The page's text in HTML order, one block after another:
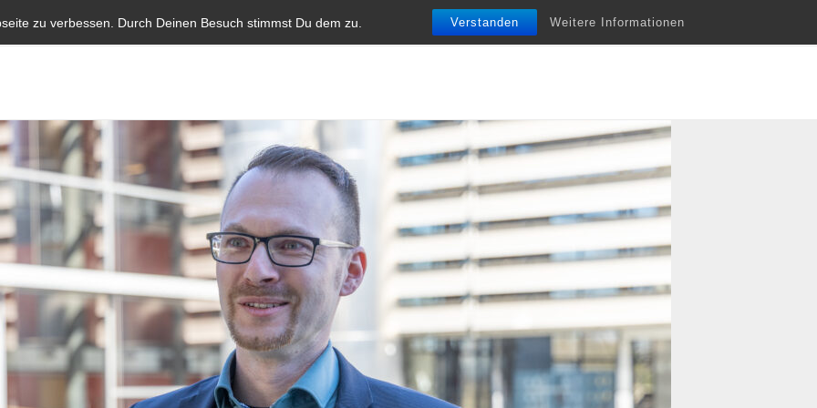
zu verbessen. Durch Deinen Besuch stimmst Du dem zu. Verstanden Weitere Informationen
Start Aktuelles Blauer Brief Parlamentarische Infobriefe Termine Vita Unterstützung